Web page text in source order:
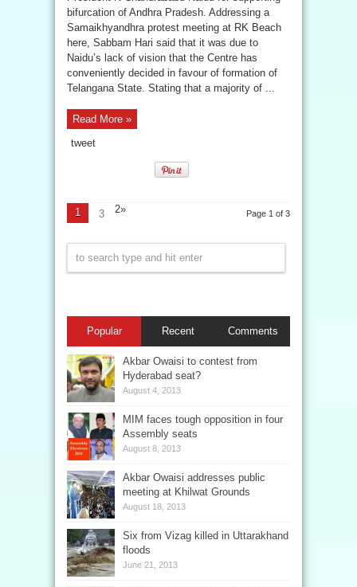
bifurcation of Andhra Pradesh. Addressing a
Samaikhyandhra protest meeting at RK Beach
here, Sabbam Hari said that it was due to
Naidu’s lack of vision that the Centre has
conveniently decided in favour of formation of
Telangana State. Stating that a majority of ...
Read More »
tweet
Page 1 of 3
1 2
3 »
Popular Recent Comments
Akbar Owaisi to contest from
Hyderabad seat?
August 4, 2013
MIM faces tough opposition in four
Assembly seats
August 8, 2013
Akbar Owaisi addresses public
meeting at Khilwat Grounds
August 18, 2013
Six from Vizag killed in Uttarakhand
floods
June 21, 2013